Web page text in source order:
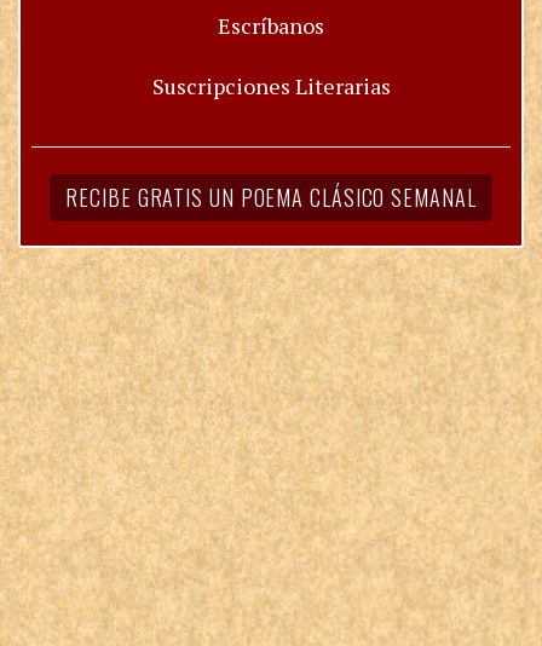
Escríbanos
Suscripciones Literarias
RECIBE GRATIS UN POEMA CLÁSICO SEMANAL